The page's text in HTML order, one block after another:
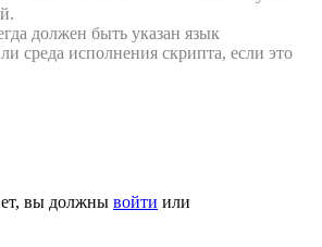
должен быть указан язык
среда исполнения скрипта, если это
вы должны войти или